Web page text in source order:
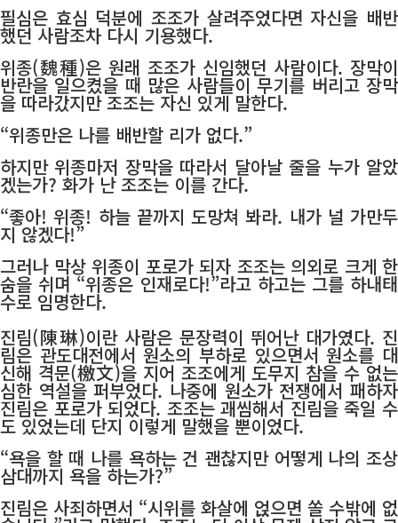
필심은 효심 덕분에 조조가 살려주었다면 자신을 배반
했던 사람조차 다시 기용했다.
위종(魏種)은 원래 조조가 신임했던 사람이다. 장막이
반란을 일으켰을 때 많은 사람들이 무기를 버리고 장막
을 따라갔지만 조조는 자신 있게 말한다.
“위종만은 나를 배반할 리가 없다.”
하지만 위종마저 장막을 따라서 달아날 줄을 누가 알았
겠는가? 화가 난 조조는 이를 간다.
“좋아! 위종! 하늘 끝까지 도망쳐 봐라. 내가 널 가만두
지 않겠다!”
그러나 막상 위종이 포로가 되자 조조는 의외로 크게 한
숨을 쉬며 “위종은 인재로다!”라고 하고는 그를 하내태
수로 임명한다.
진림(陳琳)이란 사람은 문장력이 뛰어난 대가였다. 진
림은 관도대전에서 원소의 부하로 있으면서 원소를 대
신해 격문(檄文)을 지어 조조에게 도무지 참을 수 없는
심한 역설을 퍼부었다. 나중에 원소가 전쟁에서 패하자
진림은 포로가 되었다. 조조는 괘씸해서 진림을 죽일 수
도 있었는데 단지 이렇게 말했을 뿐이었다.
“욕을 할 때 나를 욕하는 건 괜찮지만 어떻게 나의 조상
삼대까지 욕을 하는가?”
진림은 사죄하면서 “시위를 화살에 얹으면 쏠 수밖에 없